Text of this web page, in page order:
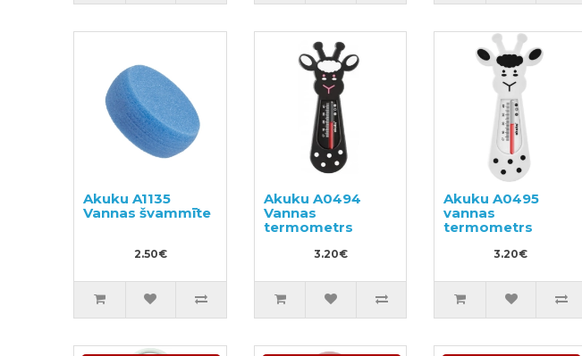
Akuku A1135
Vannas švammīte
2.50€
Akuku A0494
Vannas
termometrs
3.20€
Akuku A0495
vannas
termometrs
3.20€